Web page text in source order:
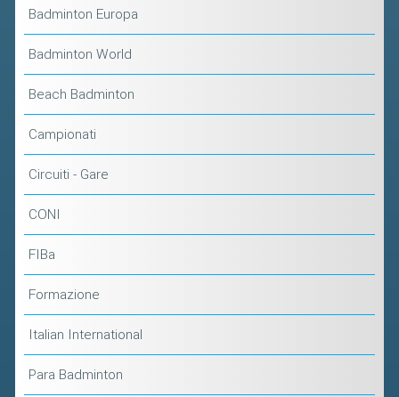
Badminton Europa
Badminton World
Beach Badminton
Campionati
Circuiti - Gare
CONI
FIBa
Formazione
Italian International
Para Badminton